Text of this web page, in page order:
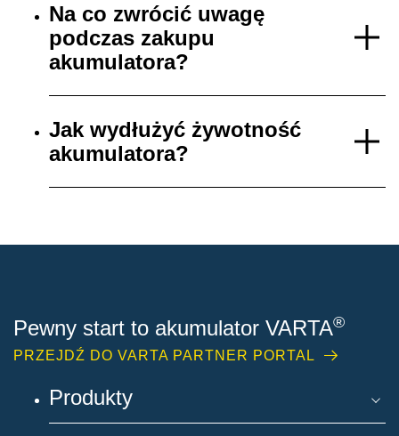
Na co zwrócić uwagę
podczas zakupu
akumulatora?
Jak wydłużyć żywotność
akumulatora?
Pewny start to akumulator VARTA®
PRZEJDŹ DO VARTA PARTNER PORTAL
Produkty